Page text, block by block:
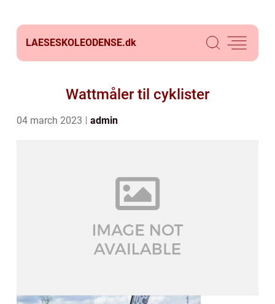
LAESESKOLEODENSE.dk
Wattmåler til cyklister
04 march 2023 admin